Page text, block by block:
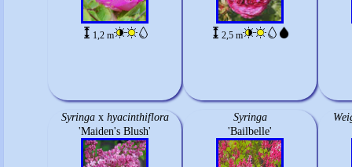
1,2 m 2,5 m
Syringax hyacinthiflora
'Maiden's Blush'
Syringa
'Bailbelle'